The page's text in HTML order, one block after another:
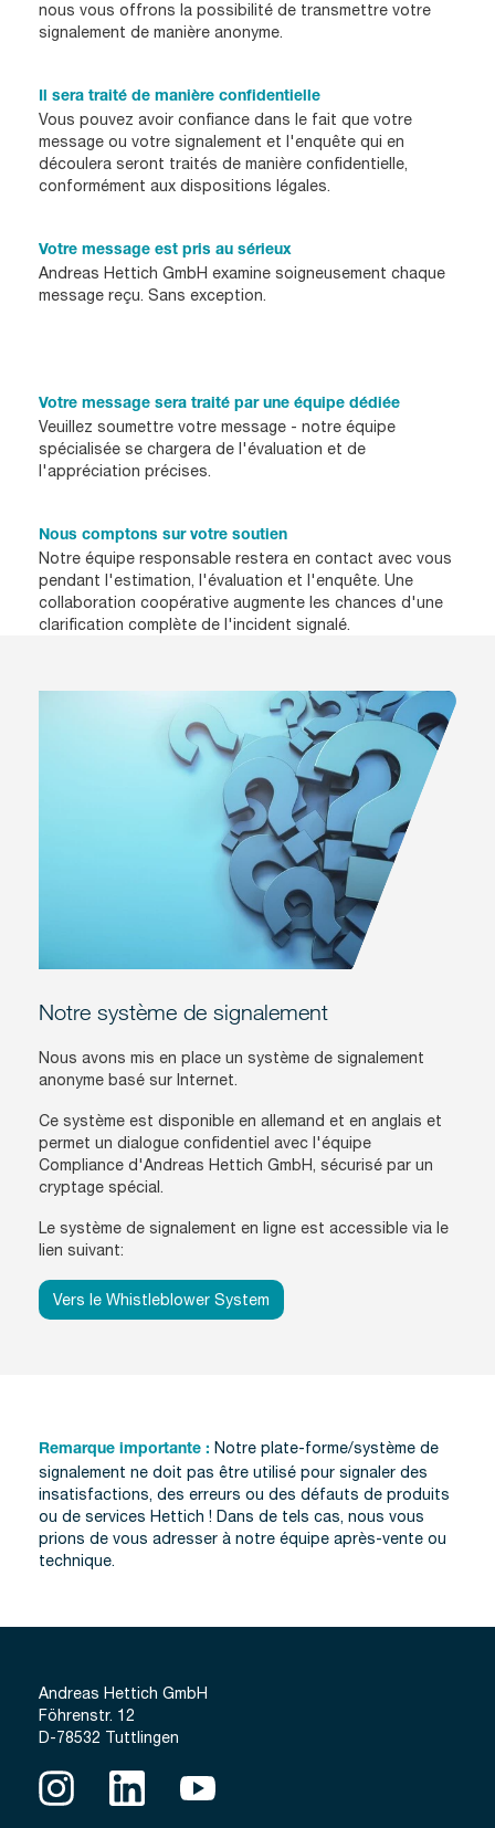
nous vous offrons la possibilité de transmettre votre
signalement de manière anonyme.
Il sera traité de manière confidentielle
Vous pouvez avoir confiance dans le fait que votre
message ou votre signalement et l'enquête qui en
découlera seront traités de manière confidentielle,
conformément aux dispositions légales.
Votre message est pris au sérieux
Andreas Hettich GmbH examine soigneusement chaque
message reçu. Sans exception.
Votre message sera traité par une équipe dédiée
Veuillez soumettre votre message - notre équipe
spécialisée se chargera de l'évaluation et de
l'appréciation précises.
Nous comptons sur votre soutien
Notre équipe responsable restera en contact avec vous
pendant l'estimation, l'évaluation et l'enquête. Une
collaboration coopérative augmente les chances d'une
clarification complète de l'incident signalé.
Notre système de signalement
Nous avons mis en place un système de signalement
anonyme basé sur Internet.
Ce système est disponible en allemand et en anglais et
permet un dialogue confidentiel avec l'équipe
Compliance d'Andreas Hettich GmbH, sécurisé par un
cryptage spécial.
Le système de signalement en ligne est accessible via le
lien suivant:
Vers le Whistleblower System
Remarque importante : Notre plate-forme/système de
signalement ne doit pas être utilisé pour signaler des
insatisfactions, des erreurs ou des défauts de produits
ou de services Hettich ! Dans de tels cas, nous vous
prions de vous adresser à notre équipe après-vente ou
technique.
Andreas Hettich GmbH
Föhrenstr. 12
D-78532 Tuttlingen